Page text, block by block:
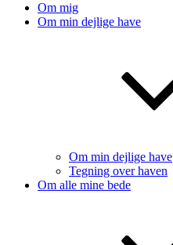
Om mig
Om min dejlige have
Om min dejlige have
Tegning over haven
Om alle mine bede